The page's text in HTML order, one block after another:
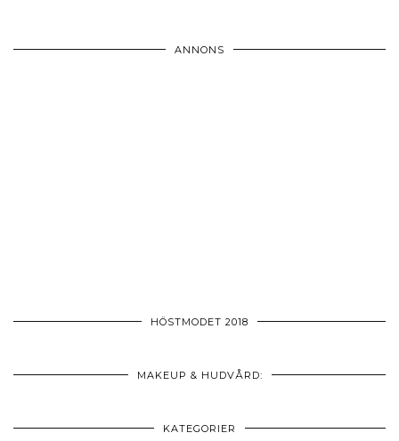
ANNONS
HÖSTMODET 2018
MAKEUP & HUDVÅRD:
KATEGORIER